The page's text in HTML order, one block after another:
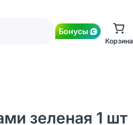
Бонусы
Корзина
зеленая 1 шт